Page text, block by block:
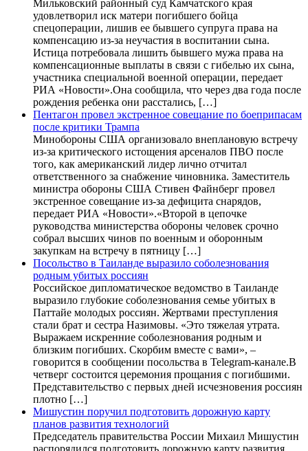
Мильковский районный суд Камчатского края
удовлетворил иск матери погибшего бойца
спецоперации, лишив ее бывшего супруга права на
компенсацию из-за неучастия в воспитании сына.
Истица потребовала лишить бывшего мужа права на
компенсационные выплаты в связи с гибелью их сына,
участника специальной военной операции, передает
РИА «Новости».Она сообщила, что через два года после
рождения ребенка они расстались, […]
Пентагон провел экстренное совещание по боеприпасам
после критики Трампа
Минобороны США организовало внеплановую встречу
из-за критического истощения арсеналов ПВО после
того, как американский лидер лично отчитал
ответственного за снабжение чиновника. Заместитель
министра обороны США Стивен Файнберг провел
экстренное совещание из-за дефицита снарядов,
передает РИА «Новости».«Второй в цепочке
руководства министерства обороны человек срочно
собрал высших чинов по военным и оборонным
закупкам на встречу в пятницу […]
Посольство в Таиланде выразило соболезнования
родным убитых россиян
Российское дипломатическое ведомство в Таиланде
выразило глубокие соболезнования семье убитых в
Паттайе молодых россиян. Жертвами преступления
стали брат и сестра Назимовы. «Это тяжелая утрата.
Выражаем искренние соболезнования родным и
близким погибших. Скорбим вместе с вами», –
говорится в сообщении посольства в Telegram-канале.В
четверг состоится церемония прощания с погибшими.
Представительство с первых дней исчезновения россиян
плотно […]
Мишустин поручил подготовить дорожную карту
планов развития технологий
Председатель правительства России Михаил Мишустин
распорядился подготовить дорожную карту развития